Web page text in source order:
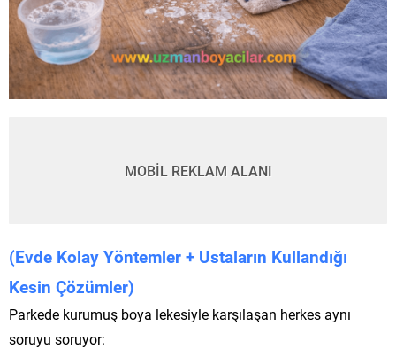
MOBİL REKLAM ALANI
(Evde Kolay Yöntemler + Ustaların Kullandığı
Kesin Çözümler)
Parkede kurumuş boya lekesiyle karşılaşan herkes aynı
soruyu soruyor: